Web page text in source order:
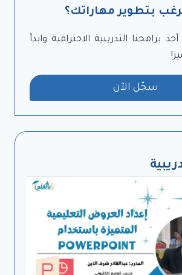
بتطوير مهاراتك؟
برامجنا التدريبية الاحترافية وابدأ
سجّل الآن